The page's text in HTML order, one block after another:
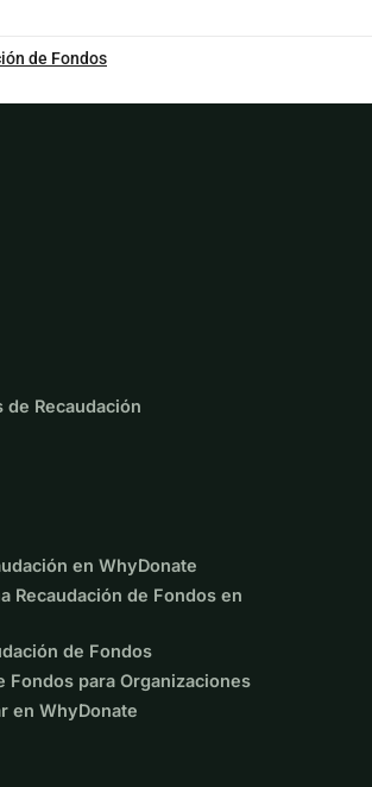
de Fondos
de Recaudación
en WhyDonate
Recaudación de Fondos en
de Fondos
Fondos para Organizaciones
en WhyDonate